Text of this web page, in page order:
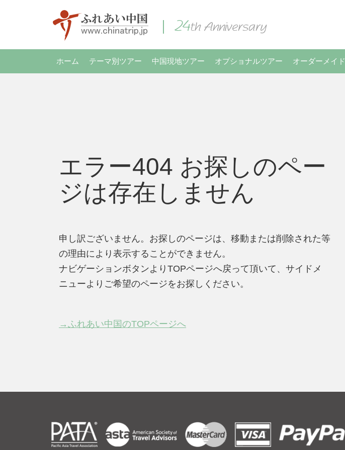
ホーム テーマ別ツアー 中国現地ツアー オプショナルツアー オーダーメイド
エラー404 お探しのペー
ジは存在しません
申し訳ございません。お探しのページは、移動または削除された等
の理由により表示することができません。
ナビゲーションボタンよりTOPページへ戻って頂いて、サイドメ
ニューよりご希望のページをお探しください。
→ふれあい中国のTOPページへ